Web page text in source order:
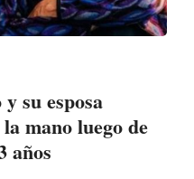
su esposa
mano luego de
años